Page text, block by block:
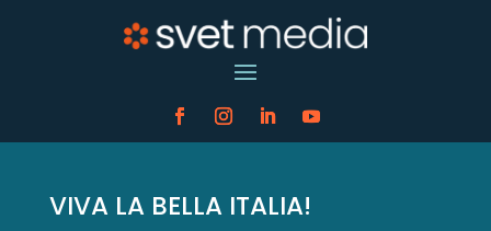
VIVA LA BELLA ITALIA!